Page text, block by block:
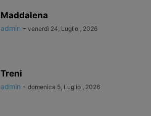
Maddalena
admin - venerdì 24, Luglio , 2026
Treni
admin - domenica 5, Luglio , 2026